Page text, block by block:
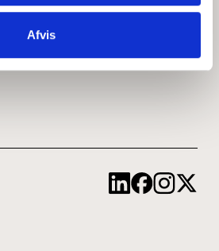
Afvis